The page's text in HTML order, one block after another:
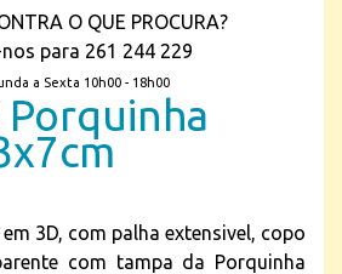
O QUE PROCURA?
para 261 244 229
a Sexta 10h00 - 18h00
Porquinha
3D, com palha extensivel, copo
com tampa da Porquinha